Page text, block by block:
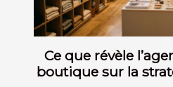
Ce que révèle
boutique sur la